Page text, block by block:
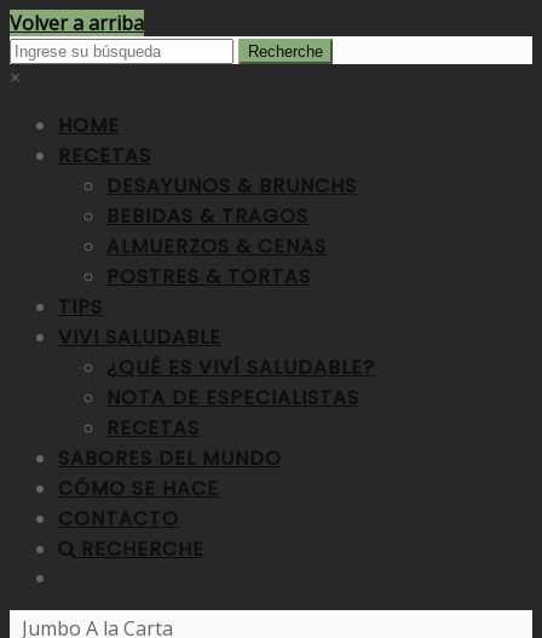
Volver a arriba
×
HOME
RECETAS
DESAYUNOS & BRUNCHS
BEBIDAS & TRAGOS
ALMUERZOS & CENAS
POSTRES & TORTAS
TIPS
VIVI SALUDABLE
¿QUÉ ES VIVÍ SALUDABLE?
NOTA DE ESPECIALISTAS
RECETAS
SABORES DEL MUNDO
CÓMO SE HACE
CONTACTO
RECHERCHE
Jumbo A la Carta